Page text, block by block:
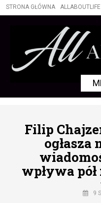
STRONA GŁÓWNA
Filip
ogłasza
wpływa
9